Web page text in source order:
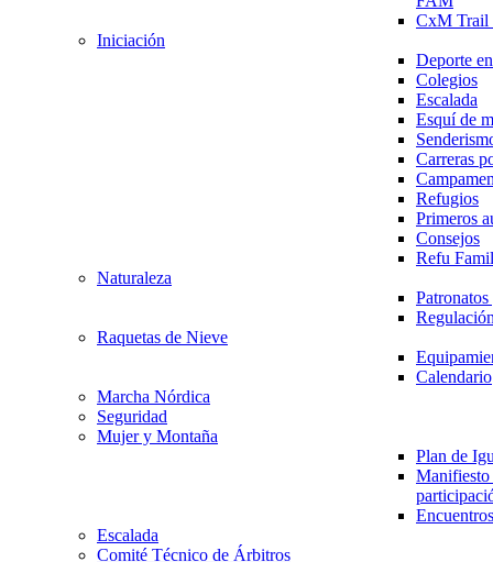
CxM
Iniciación
Deporte
Colegios
Escalada
Esquí de
Carreras
Refugios
Primeros
Consejos
Refu
Naturaleza
Raquetas de Nieve
Calendario
Marcha Nórdica
Seguridad
Mujer y Montaña
Plan de
Escalada
Comité Técnico de Árbitros